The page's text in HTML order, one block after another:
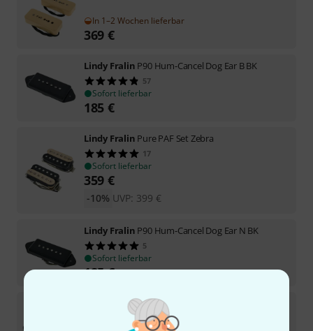
In 1–2 Wochen lieferbar
369 €
Lindy Fralin P90 Hum-Cancel Dog Ear B BK
57
Sofort lieferbar
185 €
Lindy Fralin Pure PAF Set Zebra
17
Sofort lieferbar
359 €
UVP: 399 €
-10%
Lindy Fralin P90 Hum-Cancel Dog Ear N BK
5
Sofort lieferbar
185€
Lindy Fralin P 90 Hum-Canc Dog Ear Set BK